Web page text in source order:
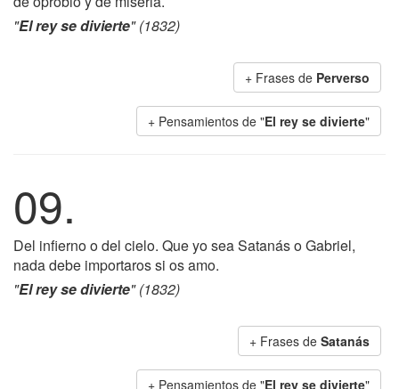
"El rey se divierte" (1832)
+ Frases de Perverso
+ Pensamientos de "El rey se divierte"
09.
Del infierno o del cielo. Que yo sea Satanás o Gabriel,
nada debe importaros si os amo.
"El rey se divierte" (1832)
+ Frases de Satanás
+ Pensamientos de "El rey se divierte"